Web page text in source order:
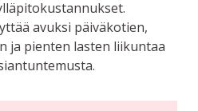
avuksi päiväkotien,
ja pienten lasten liikuntaa